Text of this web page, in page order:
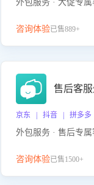
外包服务 · 大促专属
咨询体验已售889+
售后客
京东 | 抖音 | 拼多
外包服务 · 售后专
咨询体验已售1500+